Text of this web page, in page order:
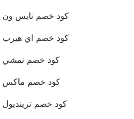
كود خصم نايس ون
كود خصم اي هيرب
كود خصم نمشي
كود خصم ماكس
كود خصم ترينديول